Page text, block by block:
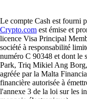
Le compte Cash est fourni
Crypto.com est émise et
licence Visa Principal
société à responsabilité
numéro C 90348 et dont le
Park, Triq Mikiel Ang
agréée par la Malta
financière autorisée à
l'annexe 3 de la loi sur les